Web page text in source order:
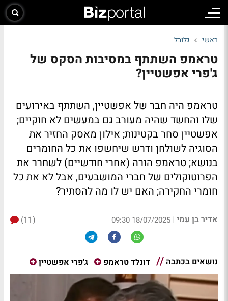
ראשי גלובל
טראמפ השתתף במסיבות הסקס של
ג'פרי אפשטיין?
טראמפ היה חבר של אפשטיין, השתתף באירועים
שלו והחשד שהיה מעורב גם במעשים לא חוקיים;
אפשטיין סחר בקטינות; אילון מאסק החזיר את
הסוגיה לשולחן ודרש שיחשפו את כל החומרים
בנושא; טראמפ הורה (אחרי חודשיים) לשחרר את
הפרוטוקולים של חברי המושבעים, אבל לא את כל
חומרי החקירה; האם יש לו מה להסתיר?
אדיר בן עמי |
18/07/2025 09:30
(11)
נושאים בכתבה דונלד טראמפ ג'פרי אפשטיין